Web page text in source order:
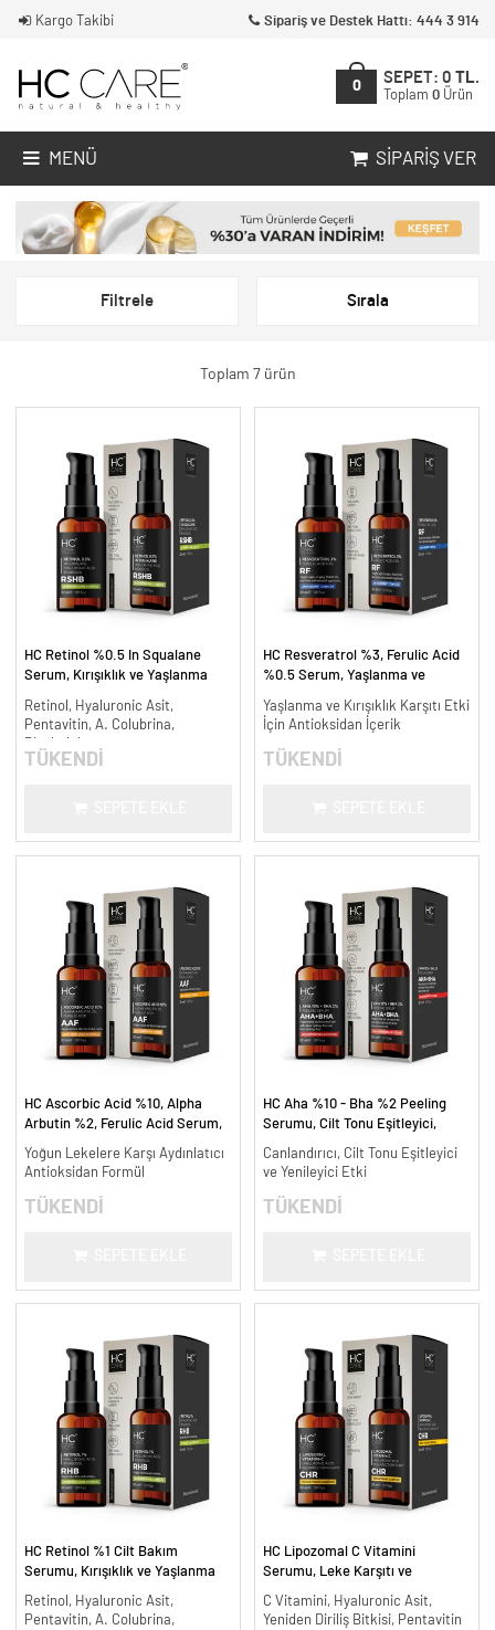
Kargo Takibi Sipariş ve Destek Hattı: 444 3 914
0
SEPET: 0 TL.
Toplam 0 Ürün
MENÜ SIPARIŞ VER
Filtrele Sırala
Toplam 7 ürün
HC Retinol %0.5 In Squalane
Serum, Kırışıklık ve Yaşlanma
Retinol, Hyaluronic Asit,
Pentavitin, A. Colubrina,
Bisabolol
TÜKENDİ
HC Resveratrol %3, Ferulic Acid
%0.5 Serum, Yaşlanma ve
Yaşlanma ve Kırışıklık Karşıtı Etki
İçin Antioksidan İçerik
TÜKENDİ
HC Ascorbic Acid %10, Alpha
Arbutin %2, Ferulic Acid Serum,
ml.
Yoğun Lekelere Karşı Aydınlatıcı
Antioksidan Formül
TÜKENDİ
HC Aha %10 - Bha %2 Peeling
Serumu, Cilt Tonu Eşitleyici,
Canlandırıcı, Cilt Tonu Eşitleyici
ve Yenileyici Etki
TÜKENDİ
HC Retinol %1 Cilt Bakım
Serumu, Kırışıklık ve Yaşlanma
Retinol, Hyaluronic Asit,
Pentavitin, A. Colubrina,
HC Lipozomal C Vitamini
Serumu, Leke Karşıtı ve
C Vitamini, Hyaluronic Asit,
Yeniden Diriliş Bitkisi, Pentavitin